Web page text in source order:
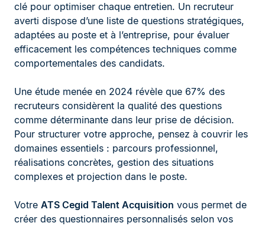
clé pour optimiser chaque entretien. Un recruteur
averti dispose d’une liste de questions stratégiques,
adaptées au poste et à l’entreprise, pour évaluer
efficacement les compétences techniques comme
comportementales des candidats.
Une étude menée en 2024 révèle que 67% des
recruteurs considèrent la qualité des questions
comme déterminante dans leur prise de décision.
Pour structurer votre approche, pensez à couvrir les
domaines essentiels : parcours professionnel,
réalisations concrètes, gestion des situations
complexes et projection dans le poste.
Votre ATS Cegid Talent Acquisition vous permet de
créer des questionnaires personnalisés selon vos